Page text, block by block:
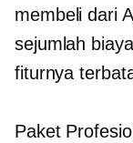
membeli dari
sejumlah
fiturnya
Paket